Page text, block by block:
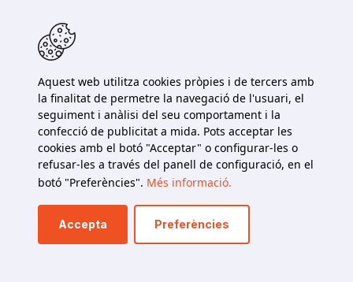
Centre Cultural - Cubbtural
Artesa de Segre
dissabte, 6 de desembre de 2025
17:00
Reserva
Biblioteca Municipal del Pont de Suert
divendres, 12 de desembre de 2025
Aquest web utilitza cookies pròpies i de tercers amb
la finalitat de permetre la navegació de l'usuari, el
seguiment i anàlisi del seu comportament i la
confecció de publicitat a mida. Pots acceptar les
cookies amb el botó "Acceptar" o configurar-les o
refusar-les a través del panell de configuració, en el
botó "Preferències". Més informació.
Accepta Preferències